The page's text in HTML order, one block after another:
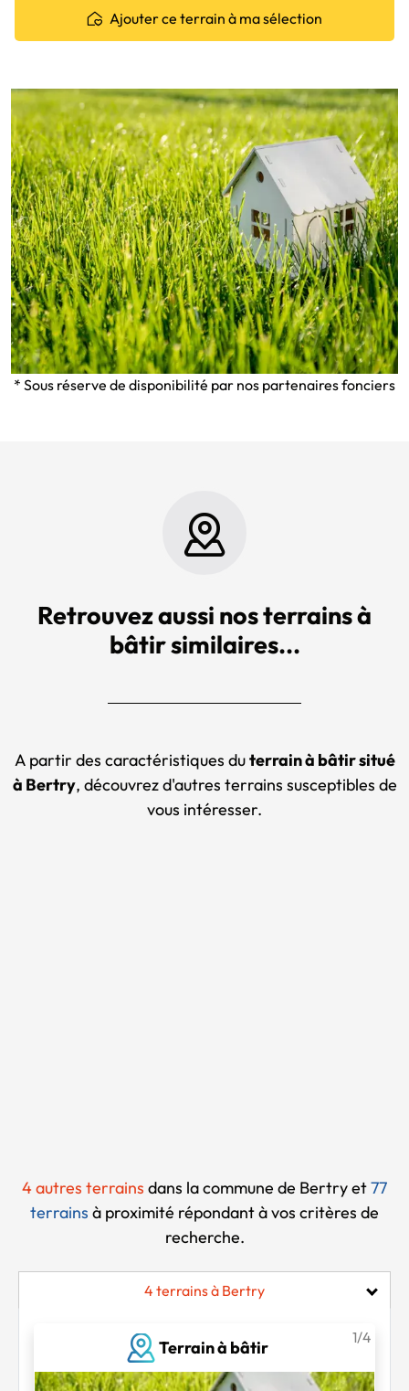
Ajouter ce terrain à ma sélection
* Sous réserve de disponibilité par nos partenaires fonciers
Retrouvez aussi nos terrains à
bâtir similaires...
A partir des caractéristiques duterrain à bâtir situé
à Bertry, découvrez d'autres terrains susceptibles de
vous intéresser.
4 autres terrains dans la commune de Bertry et77
terrains à proximité répondant à vos critères de
recherche.
4 terrains à Bertry
Terrain à bâtir
1/4